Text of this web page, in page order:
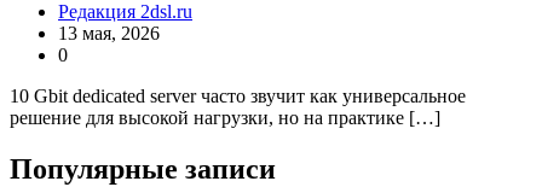
Редакция 2dsl.ru
13 мая, 2026
0
10 Gbit dedicated server часто звучит как универсальное
решение для высокой нагрузки, но на практике […]
Популярные записи